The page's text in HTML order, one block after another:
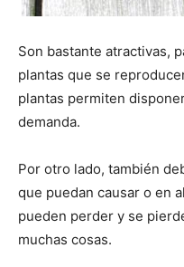
Son bastante atractivas,
plantas que se
plantas permiten
demanda.
Por otro lado, también
que puedan causar o en
pueden perder y se
muchas cosas.